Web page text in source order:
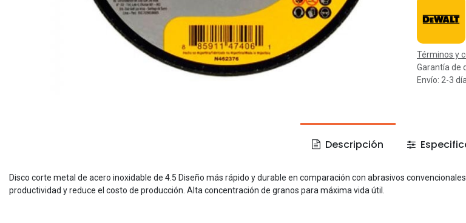
Términos y
Garantía de
Envío: 2-3
Descripción
Disco corte metal de acero inoxidable de 4.5 Diseño más rápido y durable en comparación con abrasivos
productividad y reduce el costo de producción. Alta concentración de granos para máxima vida útil.